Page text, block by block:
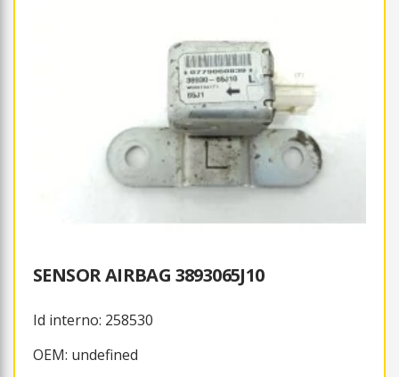
SENSOR AIRBAG 3893065J10
Id interno: 258530
OEM: undefined